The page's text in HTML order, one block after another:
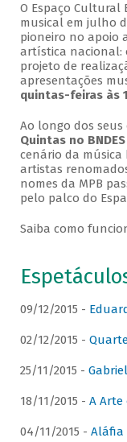
O Espaço Cultural
musical em julho
pioneiro no apoio
artística nacional:
projeto de
apresentações
quintas-feiras às
Ao longo dos seus
Quintas no BNDES
cenário da
artistas
nomes da MPB
pelo palco do
Saiba como
09/12/2015 -
02/12/2015 -
25/11/2015 -
18/11/2015 - A Arte
04/11/2015 - Aláfia